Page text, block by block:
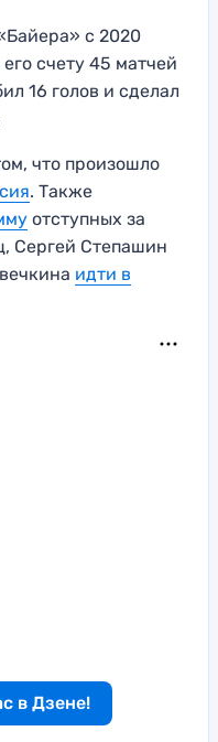
с 2020
счету 45 матчей
16 голов и сделал
что произошло
. Также
отступных за
Сергей Степашин
идти в
в Дзене!